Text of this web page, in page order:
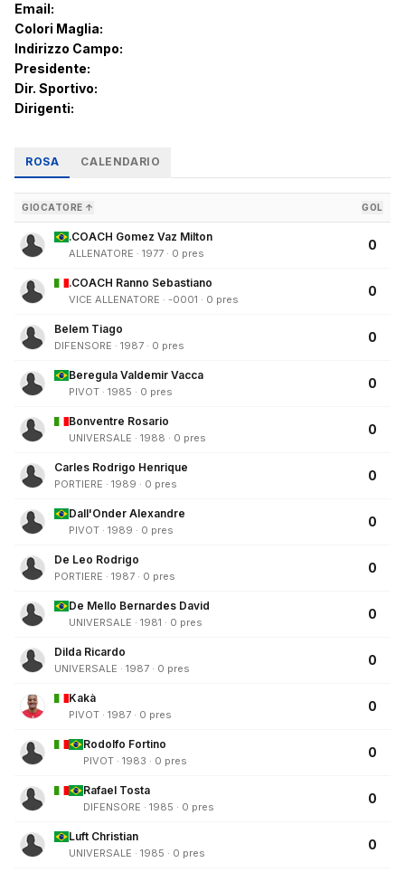
Email:
Colori Maglia:
Indirizzo Campo:
Presidente:
Dir. Sportivo:
Dirigenti:
ROSA CALENDARIO
GIOCATORE ↑ GOL
.COACH Gomez Vaz Milton
ALLENATORE · 1977 · 0 pres
0
.COACH Ranno Sebastiano
VICE ALLENATORE · -0001 · 0 pres
0
Belem Tiago
DIFENSORE · 1987 · 0 pres
0
Beregula Valdemir Vacca
PIVOT · 1985 · 0 pres
0
Bonventre Rosario
UNIVERSALE · 1988 · 0 pres
0
Carles Rodrigo Henrique
PORTIERE · 1989 · 0 pres
0
Dall'Onder Alexandre
PIVOT · 1989 · 0 pres
0
De Leo Rodrigo
PORTIERE · 1987 · 0 pres
0
De Mello Bernardes David
UNIVERSALE · 1981 · 0 pres
0
Dilda Ricardo
UNIVERSALE · 1987 · 0 pres
0
Kakà
PIVOT · 1987 · 0 pres
0
Rodolfo Fortino
PIVOT · 1983 · 0 pres
0
Rafael Tosta
DIFENSORE · 1985 · 0 pres
0
Luft Christian
UNIVERSALE · 1985 · 0 pres
0